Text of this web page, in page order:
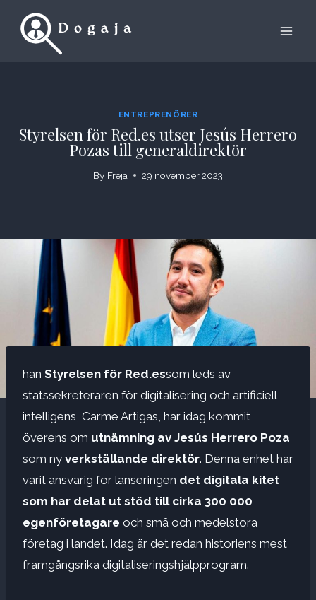
ENTREPRENÖRER
Styrelsen för Red.es utser Jesús Herrero
Pozas till generaldirektör
By Freja 29 november 2023
han Styrelsen för Red.essom leds av
statssekreteraren för digitalisering och artificiell
intelligens, Carme Artigas, har idag kommit
överens om utnämning av Jesús Herrero Poza
som ny verkställande direktör. Denna enhet har
varit ansvarig för lanseringen det digitala kitet
som har delat ut stöd till cirka 300 000
egenföretagare och små och medelstora
företag i landet. Idag är det redan historiens mest
framgångsrika digitaliseringshjälpprogram.